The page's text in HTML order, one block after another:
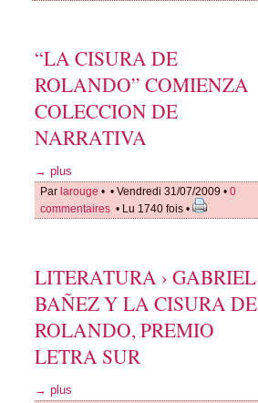
“LA CISURA DE
ROLANDO” COMIENZA
COLECCION DE
NARRATIVA
→ plus
Par larouge • • Vendredi 31/07/2009 • 0
commentaires • Lu 1740 fois •
LITERATURA › GABRIEL
BAÑEZ Y LA CISURA DE
ROLANDO, PREMIO
LETRA SUR
→ plus